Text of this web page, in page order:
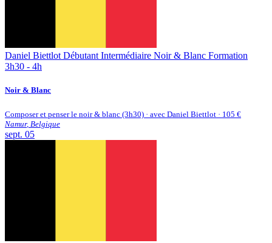
Daniel Biettlot Débutant Intermédiaire Noir & Blanc Formation
3h30 - 4h
Noir & Blanc
Composer et penser le noir & blanc (3h30) · avec Daniel Biettlot · 105 €
Namur, Belgique
sept. 05